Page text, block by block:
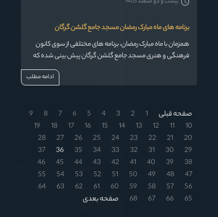
برنامه های ماه مبارک رمضان مسجد جامع گلشن گرگان
همزمان با ماه مبارک رمضان، برنامه های مختلفی از سوی کانون
فرهنگی و هنری مسجد جامع گلشن گرگان پیش بینی شده که
ادامه مطلب
صفحه قبلی 1
2
3
4
5
6
7
8
9
10
11
12
13
14
15
16
17
18
19
20
21
22
23
24
25
26
27
28
29
30
31
32
33
34
35
36
37
38
39
40
41
42
43
44
45
46
47
48
49
50
51
52
53
54
55
56
57
58
59
60
61
62
63
64
65
66
67
68 صفحه بعدی